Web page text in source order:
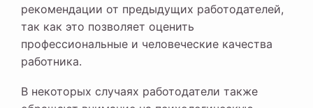
рекомендации от предыдущих работодателей,
так как это позволяет оценить
профессиональные и человеческие качества
работника.
В некоторых случаях работодатели также